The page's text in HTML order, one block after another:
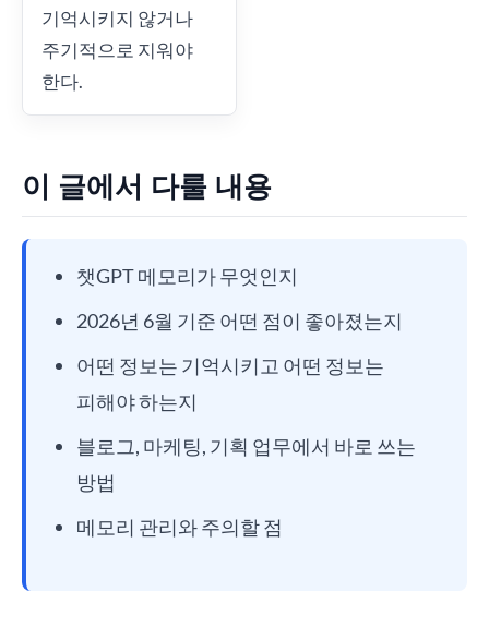
기억시키지 않거나
주기적으로 지워야
한다.
이 글에서 다룰 내용
챗GPT 메모리가 무엇인지
2026년 6월 기준 어떤 점이 좋아졌는지
어떤 정보는 기억시키고 어떤 정보는
피해야 하는지
블로그, 마케팅, 기획 업무에서 바로 쓰는
방법
메모리 관리와 주의할 점